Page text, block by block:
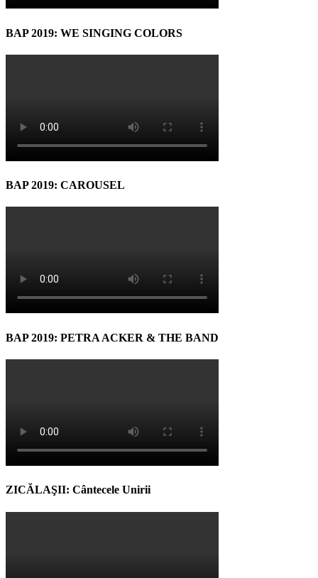
BAP 2019: WE SINGING COLORS
BAP 2019: CAROUSEL
BAP 2019: PETRA ACKER & THE BAND
ZICĂLAŞII: Cântecele Unirii